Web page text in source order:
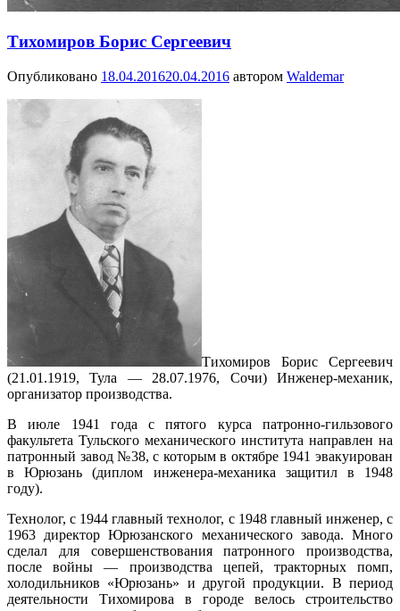
Тихомиров Борис Сергеевич
Опубликовано 18.04.201620.04.2016 автором Waldemar
Тихомиров Борис Сергеевич
(21.01.1919, Тула — 28.07.1976, Сочи) Инженер-механик,
организатор производства.
В июле 1941 года с пятого курса патронно-гильзового
факультета Тульского механического института направлен на
патронный завод №38, с которым в октябре 1941 эвакуирован
в Юрюзань (диплом инженера-механика защитил в 1948
году).
Технолог, с 1944 главный технолог, с 1948 главный инженер, с
1963 директор Юрюзанского механического завода. Много
сделал для совершенствования патронного производства,
после войны — производства цепей, тракторных помп,
холодильников «Юрюзань» и другой продукции. В период
деятельности Тихомирова в городе велось строительство